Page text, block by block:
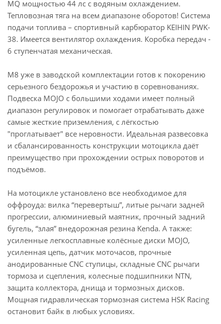
MQ мощностью 44 лс с водяным охлаждением.
Тепловозная тяга на всем диапазоне оборотов! Система
подачи топлива – спортивный карбюратор KEIHIN PWK-
38. Имеется вентилятор охлаждения. Коробка передач -
6 ступенчатая механическая.
M8 уже в заводской комплектации готов к покорению
серьезного бездорожья и участию в соревнованиях.
Подвеска MOJO c большими ходами имеет полный
диапазон регулировок и помогает отрабатывать даже
самые жесткие приземления, с лёгкостью
"проглатывает" все неровности. Идеальная развесовка
и сбалансированность конструкции мотоцикла даёт
преимущество при прохождении острых поворотов и
подъёмов.
На мотоцикле установлено все необходимое для
оффроуда: вилка “перевертыш”, литые рычаги задней
прогрессии, алюминиевый маятник, прочный задний
бугель, “злая” внедорожная резина Kenda. А также:
усиленные легкосплавные колёсные диски MOJO,
усиленная цепь, датчик моточасов, прочные
анодированные CNC ступицы, складные СNC рычаги
тормоза и сцепления, колесные подшипники NTN,
защита коллектора, днища и тормозных дисков.
Мощная гидравлическая тормозная система HSК Racing
остановит байк в любых условиях.